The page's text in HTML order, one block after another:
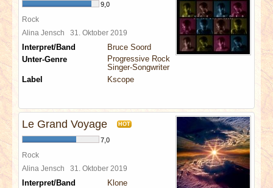
9,0
Rock
Alina Jensch 31. Oktober 2019
Interpret/Band
Bruce Soord
Unter-Genre
Progressive Rock
Singer-Songwriter
Label
Kscope
Le Grand Voyage HOT
7,0
Rock
Alina Jensch 31. Oktober 2019
Interpret/Band
Klone